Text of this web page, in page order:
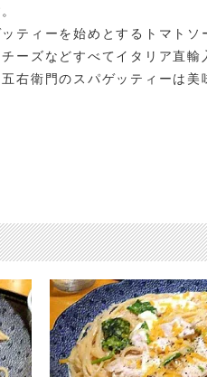
ティーを始めとするトマトソ
ーズなどすべてイタリア直輸
右衛門のスパゲッティーは美